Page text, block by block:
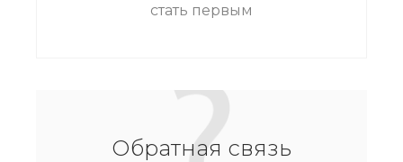
стать первым
Обратная связь